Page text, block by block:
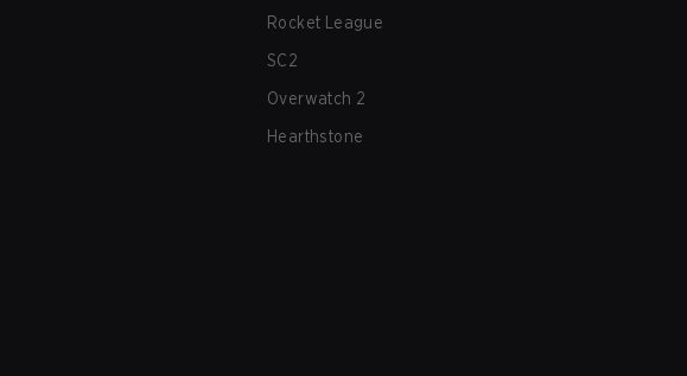
Rocket League
SC2
Overwatch 2
Hearthstone